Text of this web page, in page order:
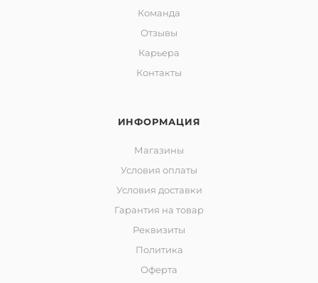
Команда
Отзывы
Карьера
Контакты
ИНФОРМАЦИЯ
Магазины
Условия оплаты
Условия доставки
Гарантия на товар
Реквизиты
Политика
Оферта